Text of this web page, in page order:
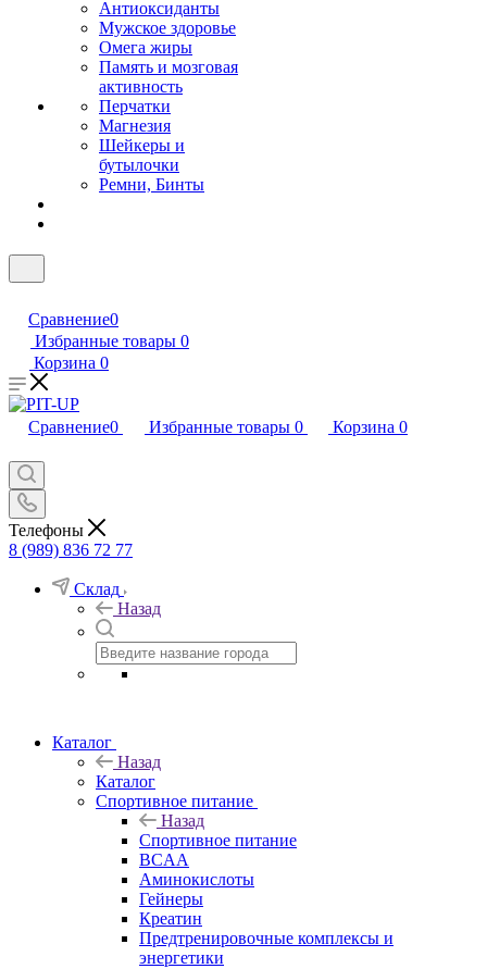
Антиоксиданты
Мужское здоровье
Омега жиры
Память и мозговая
активность
Перчатки
Магнезия
Шейкеры и
бутылочки
Ремни, Бинты
Сравнение0
Избранные товары 0
Корзина 0
Сравнение0 Избранные товары 0 Корзина 0
Телефоны
8 (989) 836 72 77
Склад
Назад
Каталог
Назад
Каталог
Спортивное питание
Назад
Спортивное питание
BCAA
Аминокислоты
Гейнеры
Креатин
Предтренировочные комплексы и
энергетики